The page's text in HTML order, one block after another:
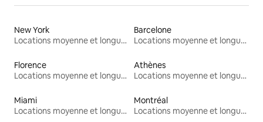
New York
Locations moyenne et longue durée
Barcelone
Locations moyenne et longue durée
Florence
Locations moyenne et longue durée
Athènes
Locations moyenne et longue durée
Miami
Locations moyenne et longue durée
Montréal
Locations moyenne et longue durée